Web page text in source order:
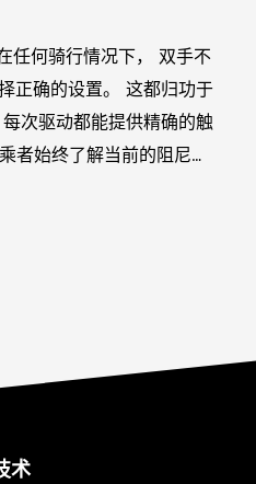
骑行情况下， 双手不
置。 这都归功于
术